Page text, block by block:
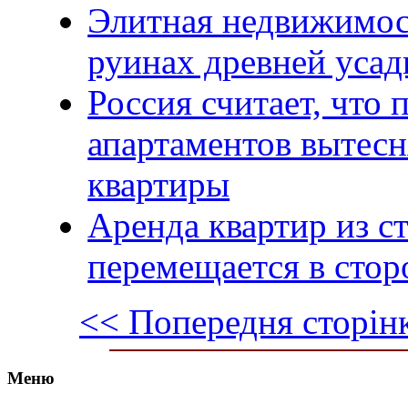
Элитная
руинах древней
Россия считает, что
апартаментов
квартиры
Аренда квартир из
перемещается в
<< Попередня
Меню